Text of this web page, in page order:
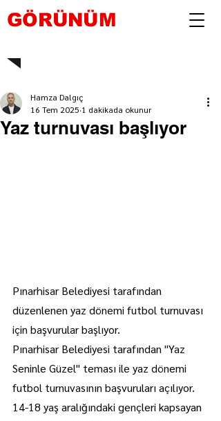
GÖRÜNÜM
Yaz turnuvası başlıyor
Hamza Dalgıç
16 Tem 2025 1 dakikada okunur
Pınarhisar Belediyesi tarafından
düzenlenen yaz dönemi futbol turnuvası
için başvurular başlıyor.
Pınarhisar Belediyesi tarafından "Yaz
Seninle Güzel" teması ile yaz dönemi
futbol turnuvasının başvuruları açılıyor.
14-18 yaş aralığındaki gençleri kapsayan